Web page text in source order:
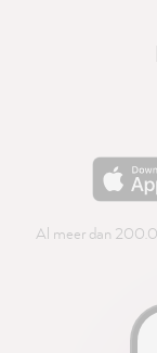
Al meer dan